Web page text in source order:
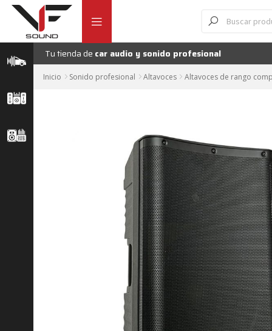
Ir
navegación
Ir
contenido
de
productos
Tu tienda de car audio y sonido profesional
Inicio Sonido profesional Altavoces Altavoces de rango